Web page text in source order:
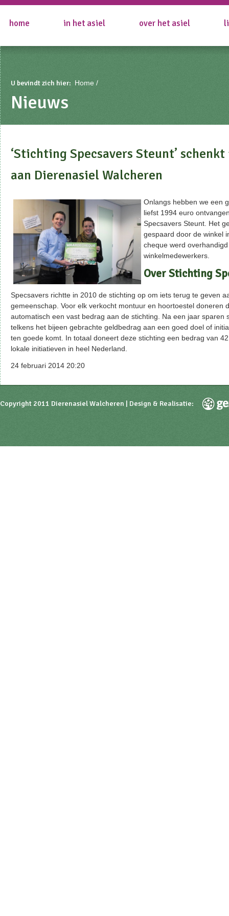
home in het asiel over het asiel
U bevindt zich hier: Home
Nieuws
‘Stichting Specsavers Steunt’
aan Dierenasiel Walcheren
Onlangs hebben we een
liefst 1994 euro
Specsavers Steunt. Het
gespaard door de winkel
cheque werd
winkelmedewerkers.
Over Stichting
Specsavers richtte in 2010 de stichting op om iets terug te geven
gemeenschap. Voor elk verkocht montuur en hoortoestel doneren
automatisch een vast bedrag aan de stichting. Na een jaar sparen
telkens het bijeen gebrachte geldbedrag aan een goed doel of
ten goede komt. In totaal doneert deze stichting een bedrag van
lokale initiatieven in heel Nederland.
24 februari 2014 20:20
Copyright 2011 Dierenasiel Walcheren | Design & Realisatie: